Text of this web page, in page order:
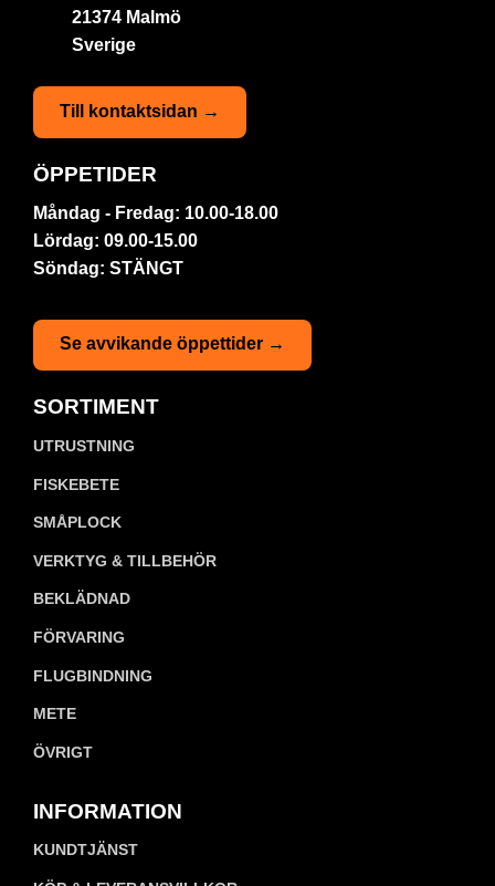
21374 Malmö
Sverige
Till kontaktsidan →
ÖPPETIDER
Måndag - Fredag: 10.00-18.00
Lördag: 09.00-15.00
Söndag: STÄNGT
Se avvikande öppettider →
SORTIMENT
UTRUSTNING
FISKEBETE
SMÅPLOCK
VERKTYG & TILLBEHÖR
BEKLÄDNAD
FÖRVARING
FLUGBINDNING
METE
ÖVRIGT
INFORMATION
KUNDTJÄNST